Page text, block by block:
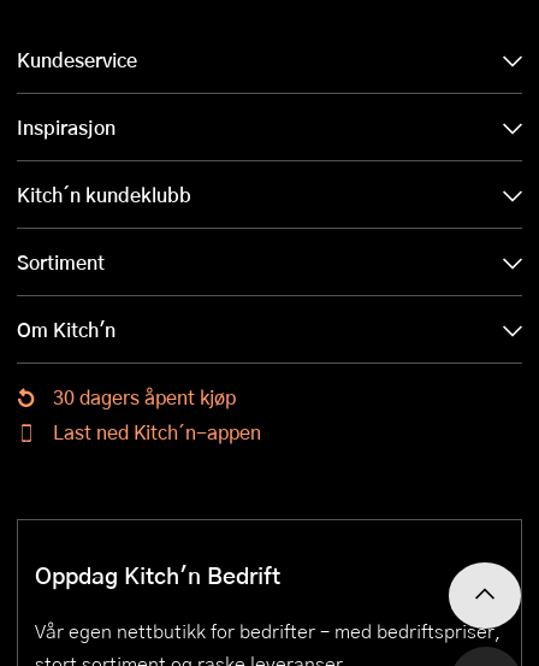
Kundeservice
Inspirasjon
Kitch´n kundeklubb
Sortiment
Om Kitch'n
30 dagers åpent kjøp
Last ned Kitch´n-appen
Oppdag Kitch'n Bedrift
Vår egen nettbutikk for bedrifter – med bedriftspriser,